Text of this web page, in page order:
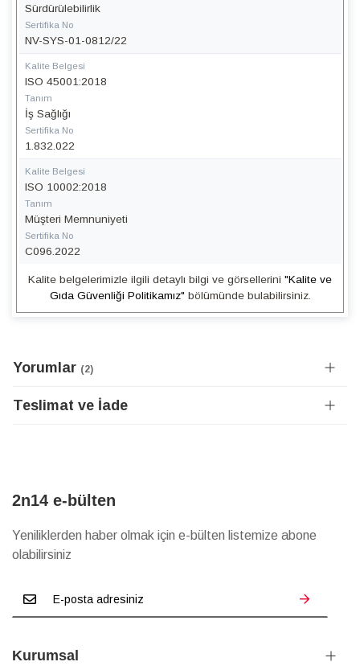
Sürdürülebilirlik
Sertifika No
NV-SYS-01-0812/22
Kalite Belgesi
ISO 45001:2018
Tanım
İş Sağlığı
Sertifika No
1.832.022
Kalite Belgesi
ISO 10002:2018
Tanım
Müşteri Memnuniyeti
Sertifika No
C096.2022
Kalite belgelerimizle ilgili detaylı bilgi ve görsellerini "Kalite ve
Gıda Güvenliği Politikamız" bölümünde bulabilirsiniz.
Yorumlar 2
Teslimat ve İade
2n14 e-bülten
Yeniliklerden haber olmak için e-bülten listemize abone
olabilirsiniz
Kurumsal